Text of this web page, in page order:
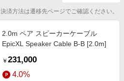
済方法は遷移先ページでご確認ください。
2.0m ペア スピーカーケーブル
EpicXL Speaker Cable B-B [2.0m]
￥ 231,000
4.0%